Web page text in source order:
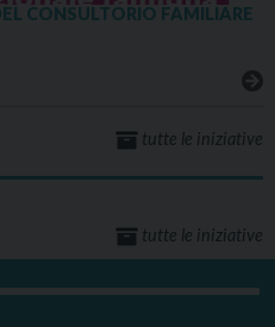
CONSULTORIO FAMILIARE
tutte le iniziative
tutte le iniziative